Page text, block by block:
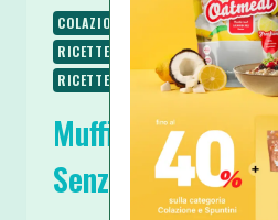
COLAZIONE RICETTE
RICETTE
RICETTE PROTEICHE
RICETTE
RICETTE SENZA ZUCCHERO
Muffin Fit Caffè e
Senza Zucchero e